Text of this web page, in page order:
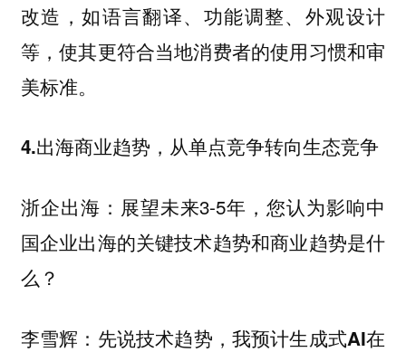
改造，如语言翻译、功能调整、外观设计
等，使其更符合当地消费者的使用习惯和审
美标准。
4.出海商业趋势，从单点竞争转向生态竞争
浙企出海： 展望未来3-5年，您认为影响中
国企业出海的关键技术趋势和商业趋势是什
么？
李雪辉： 先说技术趋势， 我预计生成式AI在